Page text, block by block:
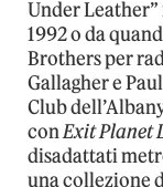
Under
1992 o da
Brothers per
Gallagher e
Club
conExit Planet
disadattati
una collezione